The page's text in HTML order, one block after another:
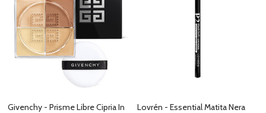
Givenchy - Prisme Libre Cipria In
Lovrén - Essential Matita Nera